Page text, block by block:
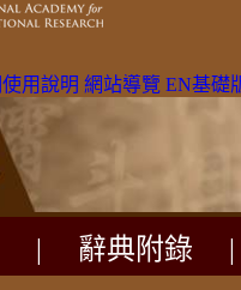
使用說明 網站導覽 EN基礎
辭典附錄